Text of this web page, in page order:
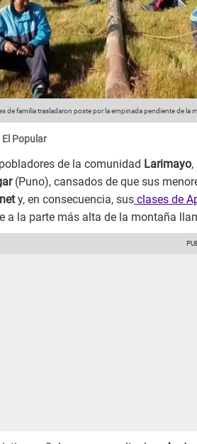
de familia trasladaron poste por la empinada pendiente de la
El Popular
de la comunidad Larimayo
(Puno), cansados de que sus
y, en consecuencia, sus clases de
a la parte más alta de la montaña